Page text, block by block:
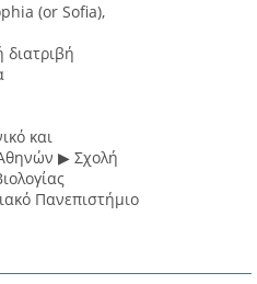
(or Sofia),
διατριβή
και
▶ Σχολή
Πανεπιστήμιο